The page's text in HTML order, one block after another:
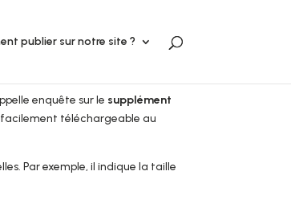
publier sur notre site ?
enquête sur le supplément
facilement téléchargeable au
Par exemple, il indique la taille